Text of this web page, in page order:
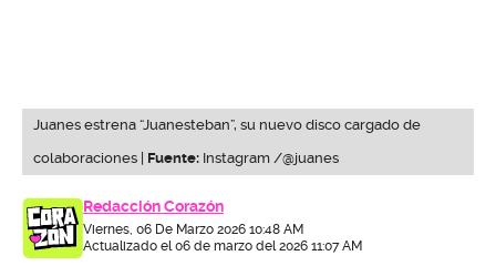
Juanes estrena “Juanesteban”, su nuevo disco cargado de
colaboraciones | Fuente: Instagram /@juanes
Redacción Corazón
Viernes, 06 De Marzo 2026 10:48 AM
Actualizado el 06 de marzo del 2026 11:07 AM